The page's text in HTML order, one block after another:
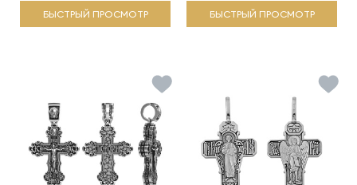
БЫСТРЫЙ ПРОСМОТР БЫСТРЫЙ ПРОСМОТР